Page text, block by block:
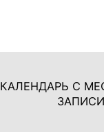
КАЛЕНДАРЬ С
ЗАПИСИ